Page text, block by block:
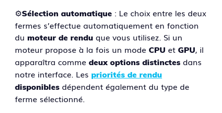
⚙️Sélection automatique : Le choix entre les deux
fermes s’effectue automatiquement en fonction
du moteur de rendu que vous utilisez. Si un
moteur propose à la fois un mode CPU et GPU, il
apparaîtra comme deux options distinctes dans
notre interface. Les priorités de rendu
disponibles dépendent également du type de
ferme sélectionné.